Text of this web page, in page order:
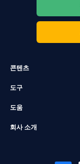
콘텐츠
도구
도움
회사 소개